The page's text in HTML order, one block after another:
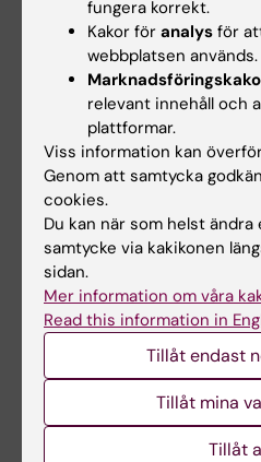
Anna Lantz
The Hagströmer
cultural treasure
Arne Ljungqvist
KI i kampen mot doping
Bo Lundell
Barnkardiologins vagga
Ragnar Norrby
Statens bakteriologiska
Smittskyddsinstitutet
Karolinska Institutet
fungera korrekt.
Kakor för analys för
webbplatsen används.
relevant innehåll och
plattformar.
Viss information kan
Genom att samtycka
cookies.
Du kan när som helst
samtycke via kakikonen
sidan.
Mer information om våra
Read this information in
Tillåt endast
Tillåt mina
Tillåt